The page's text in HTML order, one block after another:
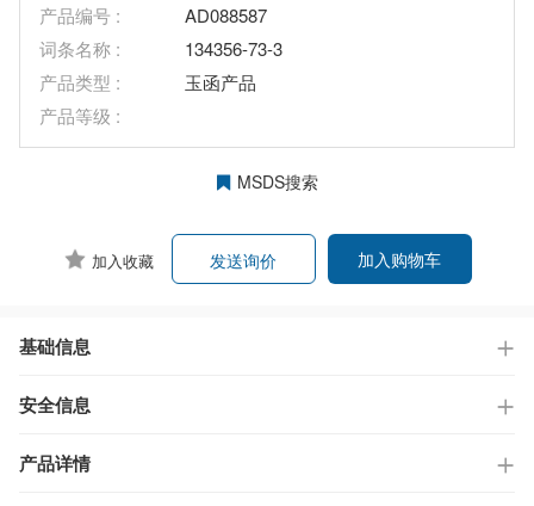
产品编号 :
AD088587
词条名称 :
134356-73-3
产品类型 :
玉函产品
产品等级 :
MSDS搜索
加入收藏 加入购物车
发送询价
基础信息
安全信息
产品详情